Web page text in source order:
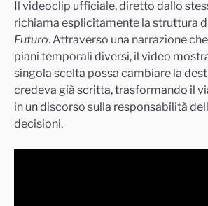
Il videoclip ufficiale, diretto dallo
richiama esplicitamente la struttura
Futuro. Attraverso una narrazione
piani temporali diversi, il video
singola scelta possa cambiare la
credeva già scritta, trasformando il
in un discorso sulla responsabilità
decisioni.